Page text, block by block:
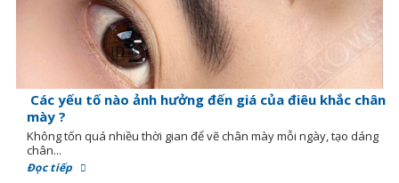
Các yếu tố nào ảnh hưởng đến giá của điêu khắc chân
mày ?
Không tốn quá nhiều thời gian để vẽ chân mày mỗi ngày, tạo dáng
chân...
Đọc tiếp